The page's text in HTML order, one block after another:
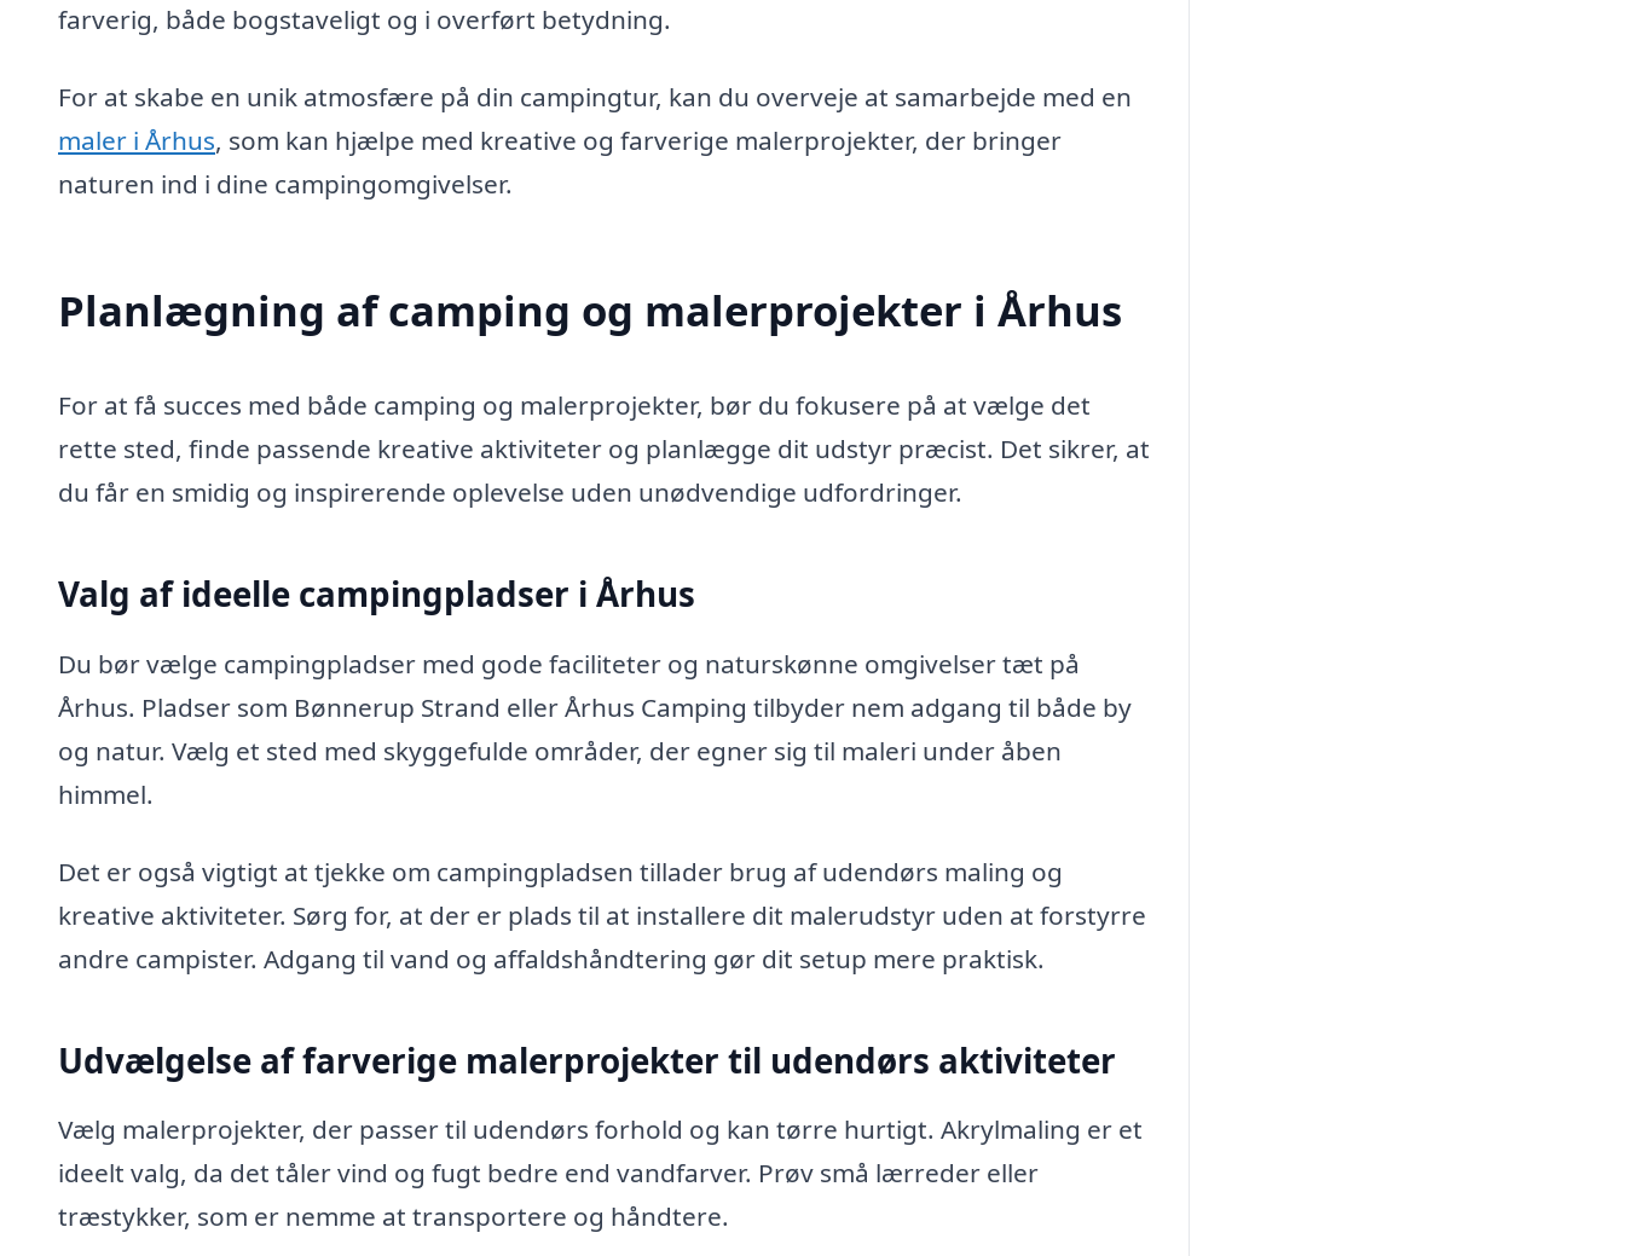
farverig, både bogstaveligt og i overført betydning.
For at skabe en unik atmosfære på din campingtur, kan du overveje at samarbejde med en
maler i Århus, som kan hjælpe med kreative og farverige malerprojekter, der bringer
naturen ind i dine campingomgivelser.
Planlægning af camping og malerprojekter i Århus
For at få succes med både camping og malerprojekter, bør du fokusere på at vælge det
rette sted, finde passende kreative aktiviteter og planlægge dit udstyr præcist. Det sikrer, at
du får en smidig og inspirerende oplevelse uden unødvendige udfordringer.
Valg af ideelle campingpladser i Århus
Du bør vælge campingpladser med gode faciliteter og naturskønne omgivelser tæt på
Århus. Pladser som Bønnerup Strand eller Århus Camping tilbyder nem adgang til både by
og natur. Vælg et sted med skyggefulde områder, der egner sig til maleri under åben
himmel.
Det er også vigtigt at tjekke om campingpladsen tillader brug af udendørs maling og
kreative aktiviteter. Sørg for, at der er plads til at installere dit malerudstyr uden at forstyrre
andre campister. Adgang til vand og affaldshåndtering gør dit setup mere praktisk.
Udvælgelse af farverige malerprojekter til udendørs aktiviteter
Vælg malerprojekter, der passer til udendørs forhold og kan tørre hurtigt. Akrylmaling er et
ideelt valg, da det tåler vind og fugt bedre end vandfarver. Prøv små lærreder eller
træstykker, som er nemme at transportere og håndtere.